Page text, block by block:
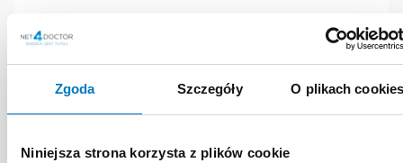
Zgoda Szczegóły O plikach
Niniejsza strona korzysta z plików cookie